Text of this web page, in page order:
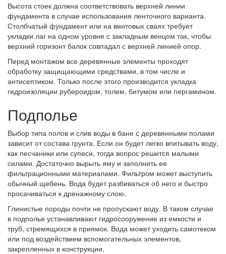
Высота стоек должна соответствовать верхней линии
фундамента в случае использования ленточного варианта.
Столбчатый фундамент или на винтовых сваях требует
укладки лаг на одном уровне с закладным венцом так, чтобы
верхний горизонт балок совпадал с верхней линией опор.
Перед монтажом все деревянные элементы проходят
обработку защищающими средствами, в том числе и
антисептиком. Только после этого производится укладка
гидроизоляции рубероидом, толем, битумом или пергамином.
Подполье
Выбор типа полов и слив воды в бане с деревянными полами
зависит от состава грунта. Если он будет легко впитывать воду,
как песчаники или супеси, тогда вопрос решится малыми
силами. Достаточно вырыть яму и заполнить ее
фильтрационными материалами. Фильтром может выступить
обычный щебень. Вода будет разбиваться об него и быстро
просачиваться к дренажному слою.
Глинистые породы почти не пропускают воду. В таком случае
в подполье устанавливают гидросооружение из емкости и
труб, стремящихся в приямок. Вода может уходить самотеком
или под воздействием вспомогательных элементов,
закрепленных в конструкции.